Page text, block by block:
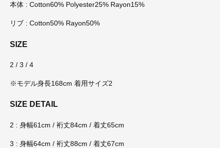
本体 : Cotton60% Polyester25% Rayon15%
リブ : Cotton50% Rayon50%
SIZE
2 / 3 / 4
※モデル身長168cm 着用サイズ2
SIZE DETAIL
2 : 身幅61cm / 裄丈84cm / 着丈65cm
3 : 身幅64cm / 裄丈88cm / 着丈67cm